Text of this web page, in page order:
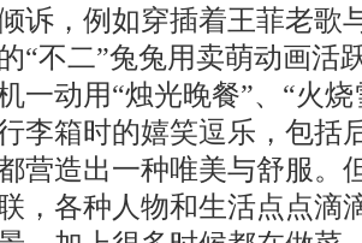
诉，例如穿插着王菲老歌
“不二”兔兔用卖萌动画活
一动用“烛光晚餐”、“火
李箱时的嬉笑逗乐，包括
营造出一种唯美与舒服。
，各种人物和生活点点滴